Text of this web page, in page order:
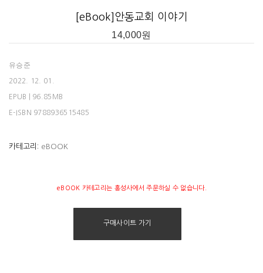
[eBook]안동교회 이야기
14,000원
유승준
2022. 12. 01.
EPUB | 96.85MB
E-ISBN 9788936515485
카테고리: eBOOK
eBOOK 카테고리는 홍성사에서 주문하실 수 없습니다.
구매사이트 가기
_성경을 읽고 쓰면 몸도 마음도 맑아진다